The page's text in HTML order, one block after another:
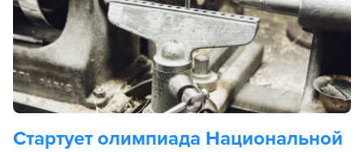
Стартует олимпиада Национальной